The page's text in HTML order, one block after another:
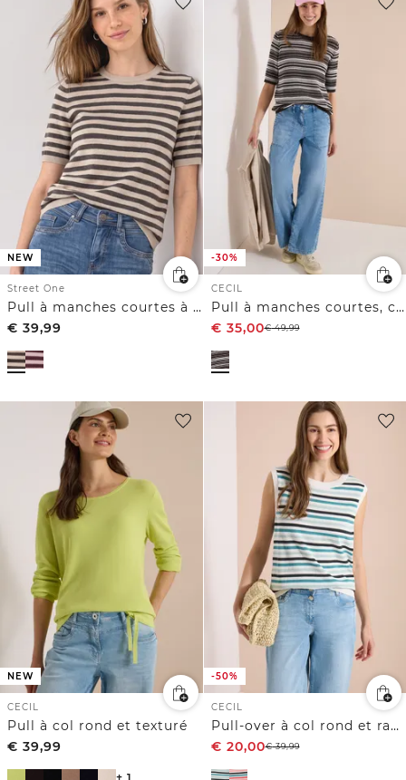
NEW
Street One
Pull à manches courtes à col rond et à rayures
€ 39,99
-30%
CECIL
Pull à manches courtes, col rond et rayures
€ 35,00€49,99
NEW
CECIL
Pull à col rond et texturé
€ 39,99
-50%
CECIL
Pull-over à col rond et rayures
€ 20,00€39,99